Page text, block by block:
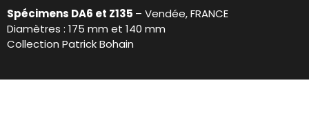
Spécimens DA6 et Z135 – Vendée, FRANCE
Diamètres : 175 mm et 140 mm
Collection Patrick Bohain